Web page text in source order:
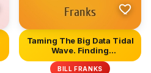
Taming The Big Data Tidal
Wave. Finding
Opportunit...
BILL FRANKS